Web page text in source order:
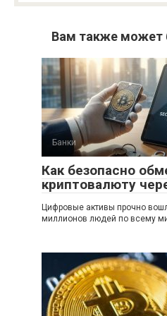
Вам также может
Банки
Как безопасно
криптовалюту
Цифровые активы прочно
миллионов людей по всему